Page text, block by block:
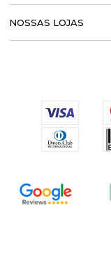
NOSSAS LOJAS